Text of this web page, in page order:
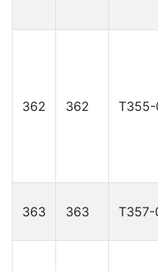
362 362 Т355-
363 363 Т357-